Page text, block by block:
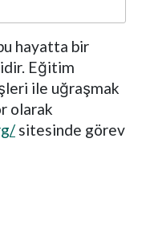
hayatta bir
Eğitim
ile uğraşmak
olarak
sitesinde görev